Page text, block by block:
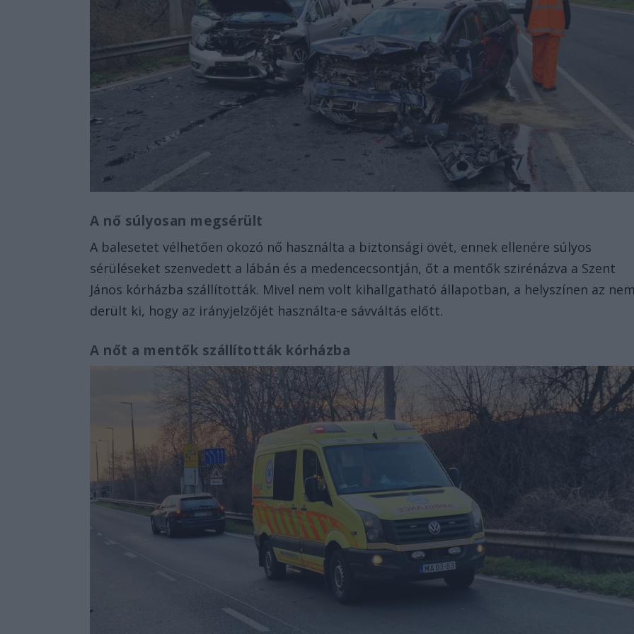
A nő súlyosan megsérült
A balesetet vélhetően okozó nő használta a biztonsági övét, ennek ellenére súlyos
sérüléseket szenvedett a lábán és a medencecsontján, őt a mentők szirénázva a Szent
János kórházba szállították. Mivel nem volt kihallgatható állapotban, a helyszínen az
derült ki, hogy az irányjelzőjét használta-e sávváltás előtt.
A nőt a mentők szállították kórházba